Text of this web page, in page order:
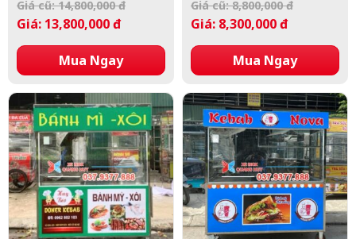
Giá cũ: 14,800,000 đ
Giá: 13,800,000 đ
Mua Ngay
Giá cũ: 8,800,000 đ
Giá: 8,300,000 đ
Mua Ngay